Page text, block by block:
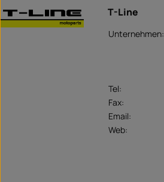
T-Line
Unternehmen:
Tel:
Fax:
Email:
Web: